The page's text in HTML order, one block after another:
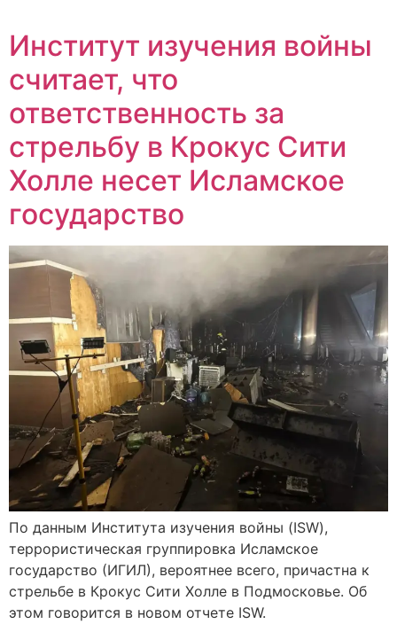
Институт изучения войны
считает, что
ответственность за
стрельбу в Крокус Сити
Холле несет Исламское
государство
По данным Института изучения войны (ISW),
террористическая группировка Исламское
государство (ИГИЛ), вероятнее всего, причастна к
стрельбе в Крокус Сити Холле в Подмосковье. Об
этом говорится в новом отчете ISW.